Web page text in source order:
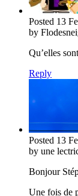
Posted 13
by
Qu’elles
Reply
Posted 13
by une
Bonjour
Une fois de